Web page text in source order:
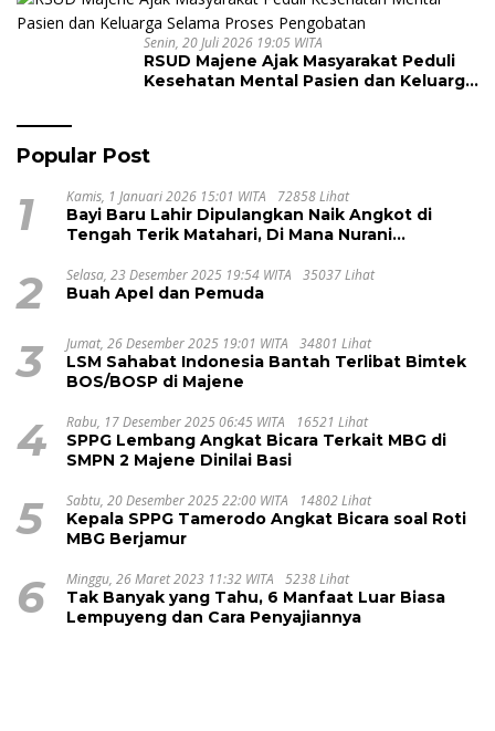
Senin, 20 Juli 2026 19:05 WITA
RSUD Majene Ajak Masyarakat Peduli
Kesehatan Mental Pasien dan Keluarga
Popular Post
1 Kamis, 1 Januari 2026 15:01 WITA 72858 Lihat
Bayi Baru Lahir Dipulangkan Naik Angkot di
Tengah Terik Matahari, Di Mana Nurani
2 Selasa, 23 Desember 2025 19:54 WITA 35037 Lihat
Buah Apel dan Pemuda
3 Jumat, 26 Desember 2025 19:01 WITA 34801 Lihat
LSM Sahabat Indonesia Bantah Terlibat Bimtek
BOS/BOSP di Majene
4 Rabu, 17 Desember 2025 06:45 WITA 16521 Lihat
SPPG Lembang Angkat Bicara Terkait MBG di
SMPN 2 Majene Dinilai Basi
5 Sabtu, 20 Desember 2025 22:00 WITA 14802 Lihat
Kepala SPPG Tamerodo Angkat Bicara soal Roti
MBG Berjamur
6 Minggu, 26 Maret 2023 11:32 WITA 5238 Lihat
Tak Banyak yang Tahu, 6 Manfaat Luar Biasa
Lempuyeng dan Cara Penyajiannya